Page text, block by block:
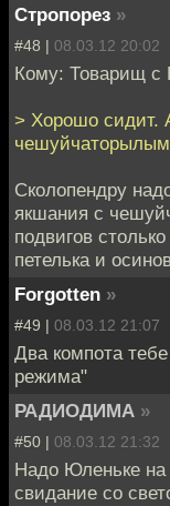
Стропорез »
#48 | 08.03.12 20:02
Кому: Товарищ с
> Хорошо сидит.
Сколопендру
якшания с
подвигов
петелька и
Forgotten »
#49 | 08.03.12 21:07
Два компота
режима"
РАДИОДИМА »
#50 | 08.03.12 21:32
Надо Юленьке на
свидание со